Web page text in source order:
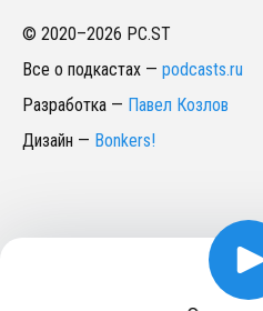
© 2020–2026 PC.ST
Все о подкастах — podcasts.ru
Разработка — Павел Козлов
Дизайн — Bonkers!